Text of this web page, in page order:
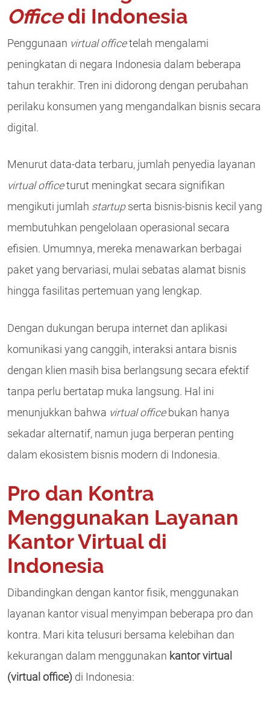
Officedi Indonesia
Penggunaan virtual officetelah mengalami
peningkatan di negara Indonesia dalam beberapa
tahun terakhir. Tren ini didorong dengan perubahan
perilaku konsumen yang mengandalkan bisnis secara
digital.
Menurut data-data terbaru, jumlah penyedia layanan
virtual officeturut meningkat secara signifikan
mengikuti jumlah startupserta bisnis-bisnis kecil yang
membutuhkan pengelolaan operasional secara
efisien. Umumnya, mereka menawarkan berbagai
paket yang bervariasi, mulai sebatas alamat bisnis
hingga fasilitas pertemuan yang lengkap.
Dengan dukungan berupa internet dan aplikasi
komunikasi yang canggih, interaksi antara bisnis
dengan klien masih bisa berlangsung secara efektif
tanpa perlu bertatap muka langsung. Hal ini
menunjukkan bahwa virtual office bukan hanya
sekadar alternatif, namun juga berperan penting
dalam ekosistem bisnis modern di Indonesia.
Pro dan Kontra
Menggunakan Layanan
Kantor Virtual di
Indonesia
Dibandingkan dengan kantor fisik, menggunakan
layanan kantor visual menyimpan beberapa pro dan
kontra. Mari kita telusuri bersama kelebihan dan
kekurangan dalam menggunakan kantor virtual
(virtual office) di Indonesia: